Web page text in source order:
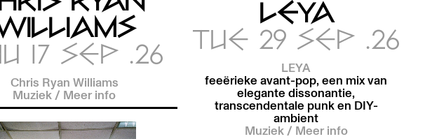
17 SEP .26
Chris Ryan Williams
Muziek/ Meer info
LEYA
TUE 29 SEP .26
LEYA
feeërieke avant-pop, een mix van
elegante dissonantie,
transcendentale punk en DIY-
ambient
Muziek / Meer info